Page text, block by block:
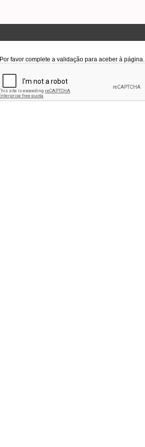
Por favor complete a validação para aceber à página.